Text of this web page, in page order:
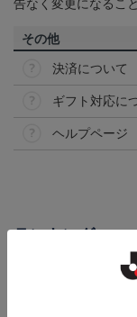
告なく変更になるこ
その他
決済について
ギフト対応に
ヘルプページ
ランキング